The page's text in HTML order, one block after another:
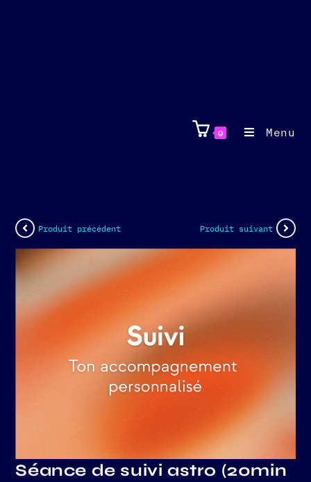
0 Menu
Produit précédent Produit suivant
Séance de suivi astro (20min